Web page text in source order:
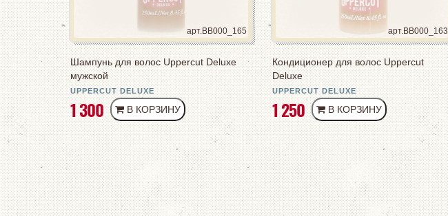
арт.BB000_165
Шампунь для волос Uppercut Deluxe
мужской
UPPERCUT DELUXE
1 300РУБ В КОРЗИНУ
арт.BB000_163
Кондиционер для волос Uppercut
Deluxe
UPPERCUT DELUXE
1 250РУБ В КОРЗИНУ